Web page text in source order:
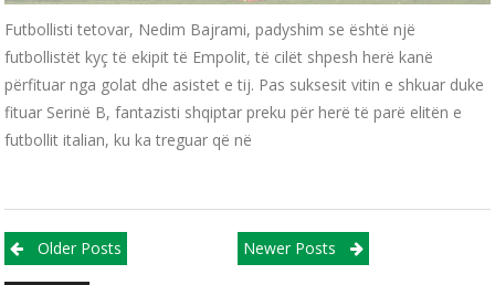
Futbollisti tetovar, Nedim Bajrami, padyshim se është një
futbollistët kyç të ekipit të Empolit, të cilët shpesh herë kanë
përfituar nga golat dhe asistet e tij. Pas suksesit vitin e shkuar duke
fituar Serinë B, fantazisti shqiptar preku për herë të parë elitën e
futbollit italian, ku ka treguar që në
Posts navigation
Older Posts Newer Posts